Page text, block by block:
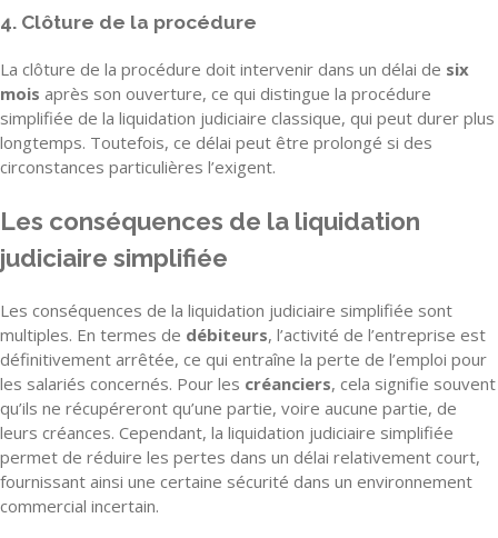
4. Clôture de la procédure
La clôture de la procédure doit intervenir dans un délai de six
mois après son ouverture, ce qui distingue la procédure
simplifiée de la liquidation judiciaire classique, qui peut durer plus
longtemps. Toutefois, ce délai peut être prolongé si des
circonstances particulières l’exigent.
Les conséquences de la liquidation
judiciaire simplifiée
Les conséquences de la liquidation judiciaire simplifiée sont
multiples. En termes de débiteurs, l’activité de l’entreprise est
définitivement arrêtée, ce qui entraîne la perte de l’emploi pour
les salariés concernés. Pour les créanciers, cela signifie souvent
qu’ils ne récupéreront qu’une partie, voire aucune partie, de
leurs créances. Cependant, la liquidation judiciaire simplifiée
permet de réduire les pertes dans un délai relativement court,
fournissant ainsi une certaine sécurité dans un environnement
commercial incertain.